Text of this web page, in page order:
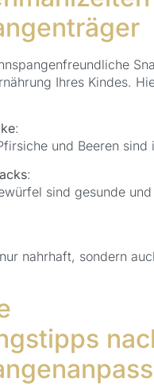
Ihres Kindes.
:
und Beeren sind
:
sind gesunde
nahrhaft, sondern